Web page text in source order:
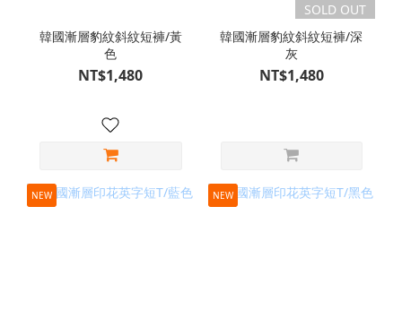
韓國漸層豹紋斜紋短褲/黃
色
NT$1,480
SOLD OUT
韓國漸層豹紋斜紋短褲/深
灰
NT$1,480
NEW NEW